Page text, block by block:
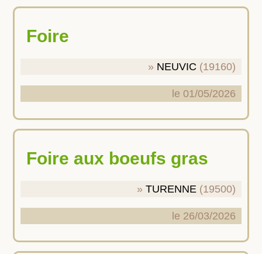
Foire
NEUVIC (19160)
le 01/05/2026
Foire aux boeufs gras
TURENNE (19500)
le 26/03/2026